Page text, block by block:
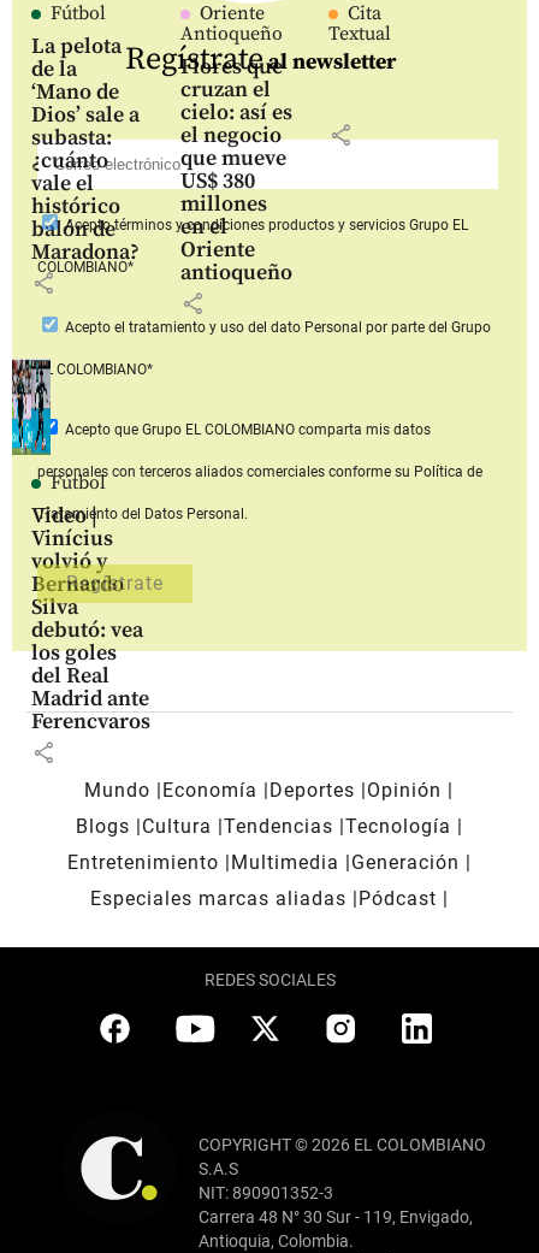
Fútbol
La pelota
de la
‘Mano de
Dios’ sale a
subasta:
¿cuánto
vale el
histórico
balón de
Maradona?
share
Oriente
Antioqueño
Flores que
cruzan el
cielo: así es
el negocio
que mueve
US$ 380
millones
en el
Oriente
antioqueño
share
Cita
Textual
share
Fútbol
Video |
Vinícius
volvió y
Bernardo
Silva
debutó: vea
los goles
del Real
Madrid ante
Ferencvaros
share
Regístrateal newsletter
Aceptotérminos y condiciones productos y serviciosGrupo EL
COLOMBIANO*
Acepto el tratamiento y uso del dato Personal por parte del Grupo
EL COLOMBIANO*
Acepto que Grupo EL COLOMBIANOcomparta mis datos
personales con terceros aliados comerciales conforme su Política de
Tratamiento del Datos Personal.
Mundo Economía Deportes
Opinión
Blogs
Cultura Tendencias Tecnología
Entretenimiento
Multimedia
Generación
Especiales marcas aliadas
Pódcast
REDES SOCIALES
COPYRIGHT © 2026 EL COLOMBIANO
S.A.S
NIT: 890901352-3
Carrera 48 N° 30 Sur - 119, Envigado,
Antioquia, Colombia.